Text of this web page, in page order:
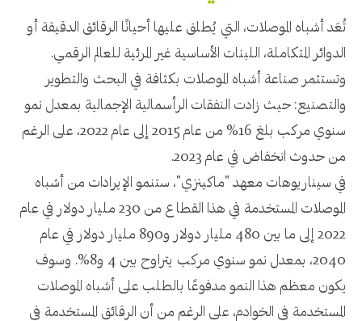
تُعَد أشباه الموصلات، التي يُطلق عليها أحيانًا الرقائق الدقيقة أو
الدوائر المتكاملة، اللبنات الأساسية غير المرئية للعالم الرقمي.
وتستثمر صناعة أشباه الموصلات بكثافة في البحث والتطوير
والتصنيع: حيث زادت النفقات الرأسمالية الإجمالية بمعدل نمو
سنوي مركب بلغ 16% من عام 2015 إلى عام 2022، على الرغم
من حدوث انخفاض في عام 2023.
في سيناريوهات معهد "ماكينزي"، ستنمو الإيرادات من أشباه
الموصلات المستخدمة في هذا القطاع من 230 مليار دولار في عام
2022 إلى ما بين 480 مليار دولار و890 مليار دولار في عام
2040، بمعدل نمو سنوي مركب يتراوح بين 4 و8%. وسوف
يكون معظم هذا النمو مدفوعًا بالطلب على أشباه الموصلات
المستخدمة في الخوادم، على الرغم من أن الرقائق المستخدمة في